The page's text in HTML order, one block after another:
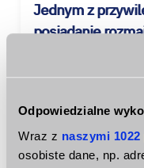
Odpowiedzialne
Wraz z naszymi
osobiste dane, np.
Jednym z
posiadanie
wejściówki do
od ceny biletu
sprzedają
niektóre dni